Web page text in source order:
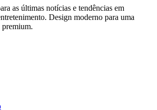
as últimas notícias e tendências em
Design moderno para uma
premium.